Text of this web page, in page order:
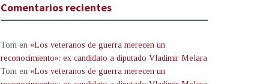
Comentarios recientes
Tom en «Los veteranos de guerra merecen un
reconocimiento»: ex candidato a diputado Vladimir Melara
Tom en «Los veteranos de guerra merecen un